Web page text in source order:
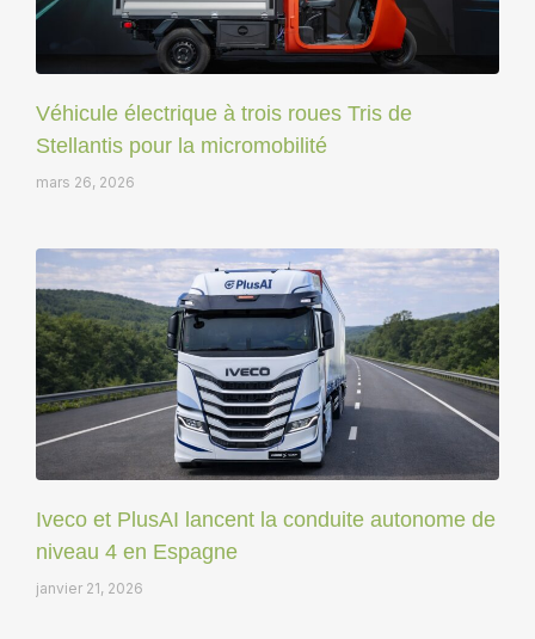
Véhicule électrique à trois roues Tris de
Stellantis pour la micromobilité
mars 26, 2026
Iveco et PlusAI lancent la conduite autonome de
niveau 4 en Espagne
janvier 21, 2026